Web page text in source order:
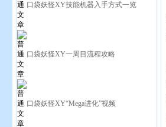
口袋妖怪XY技能机器入手方式一览
口袋妖怪XY一周目流程攻略
口袋妖怪XY“Mega进化”视频